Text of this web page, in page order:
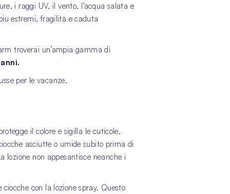
i raggi UV, il vento, l’acqua salata e
estremi, fragilità e caduta
troverai un’ampia gamma di
per le vacanze.
il colore e sigilla le cuticole,
asciutte o umide subito prima di
lozione non appesantisce neanche i
con la lozione spray. Questo